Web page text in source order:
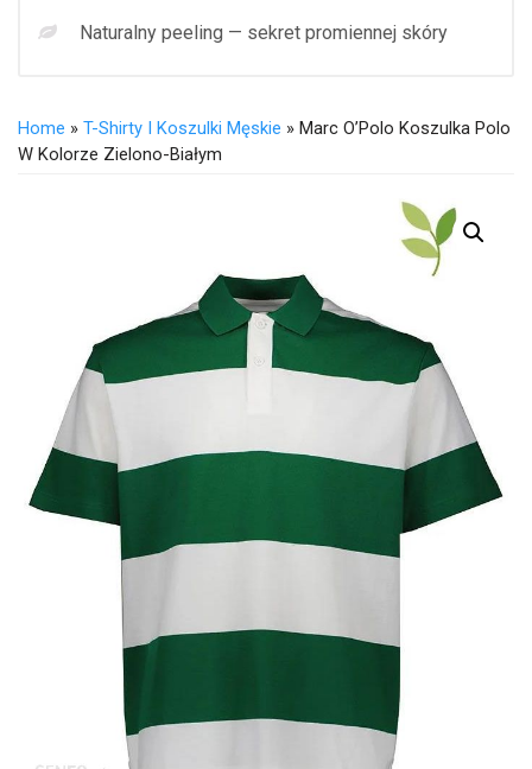
Naturalny peeling — sekret promiennej skóry
Home » T-Shirty I Koszulki Męskie » Marc O’Polo Koszulka Polo
W Kolorze Zielono-Białym